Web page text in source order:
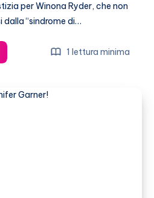
per Winona Ryder, che non
dalla “sindrome di…
1 lettura minima